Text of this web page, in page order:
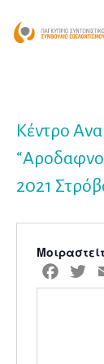
Κέντρο
2021